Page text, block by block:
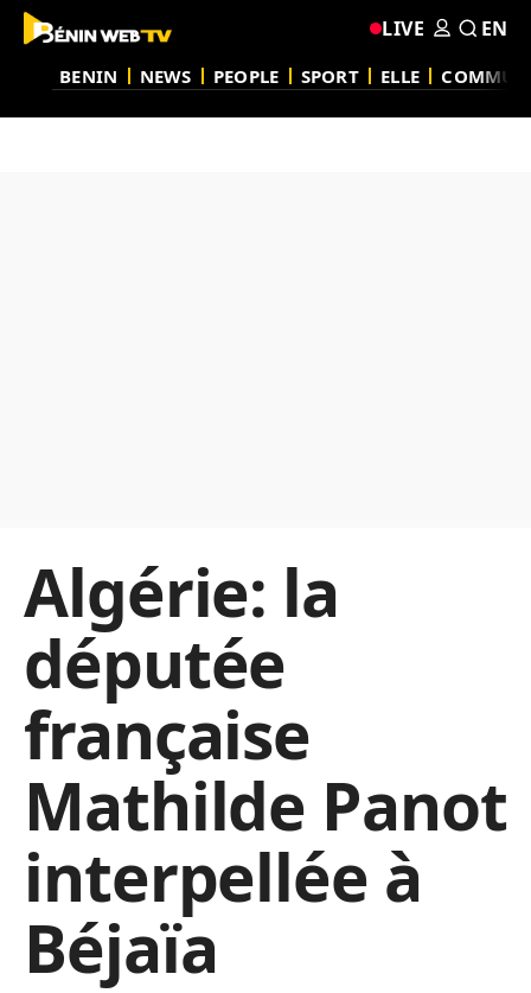
BENIN NEWS PEOPLE SPORT ELLE
LIVE EN
Algérie: la
députée
française
Mathilde Panot
interpellée à
Béjaïa